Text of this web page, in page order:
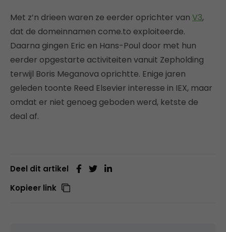
Met z’n drieen waren ze eerder oprichter van V3,
dat de domeinnamen come.to exploiteerde.
Daarna gingen Eric en Hans-Poul door met hun
eerder opgestarte activiteiten vanuit Zepholding
terwijl Boris Meganova oprichtte. Enige jaren
geleden toonte Reed Elsevier interesse in IEX, maar
omdat er niet genoeg geboden werd, ketste de
deal af.
Deel dit artikel
Kopieer link